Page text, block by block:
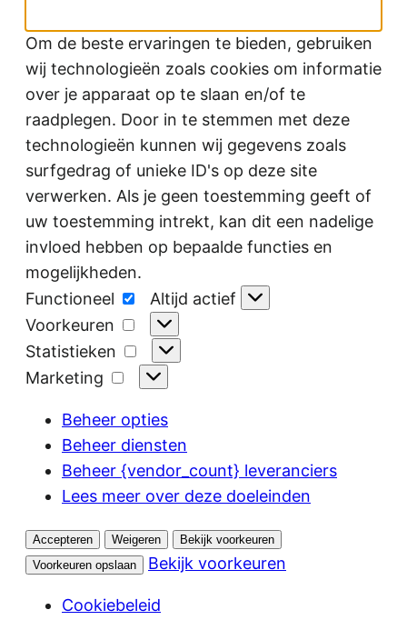
Om de beste ervaringen te bieden, gebruiken
wij technologieën zoals cookies om informatie
over je apparaat op te slaan en/of te
raadplegen. Door in te stemmen met deze
technologieën kunnen wij gegevens zoals
surfgedrag of unieke ID's op deze site
verwerken. Als je geen toestemming geeft of
uw toestemming intrekt, kan dit een nadelige
invloed hebben op bepaalde functies en
mogelijkheden.
Functioneel
Functioneel
Altijd actief
Voorkeuren
Voorkeuren
Statistieken
Statistieken
Marketing
Marketing
Beheer opties
Beheer diensten
Beheer {vendor_count} leveranciers
Lees meer over deze doeleinden
Accepteren Weigeren
Bekijk voorkeuren
Voorkeuren opslaan
Bekijk voorkeuren
Cookiebeleid